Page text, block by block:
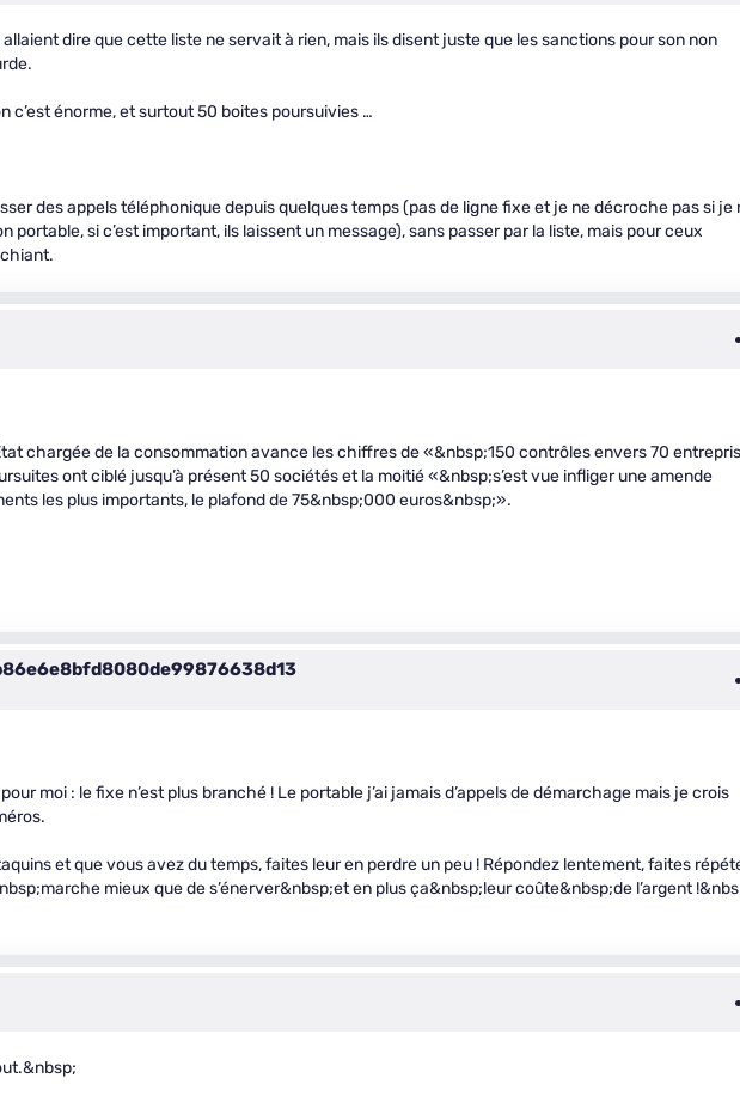
allaient dire que cette liste ne servait à rien, mais ils disent juste que les sanctions pour son non
c’est énorme, et surtout 50 boites poursuivies …
des appels téléphonique depuis quelques temps (pas de ligne fixe et je ne décroche pas si je
portable, si c’est important, ils laissent un message), sans passer par la liste, mais pour ceux
chiant.
chargée de la consommation avance les chiffres de «&nbsp;150 contrôles envers 70
ont ciblé jusqu’à présent 50 sociétés et la moitié «&nbsp;s’est vue infliger une amende
les plus importants, le plafond de 75&nbsp;000 euros&nbsp;».
moi : le fixe n’est plus branché ! Le portable j’ai jamais d’appels de démarchage mais je crois
et que vous avez du temps, faites leur en perdre un peu ! Répondez lentement, faites
mieux que de s’énerver&nbsp;et en plus ça&nbsp;leur coûte&nbsp;de l’argent